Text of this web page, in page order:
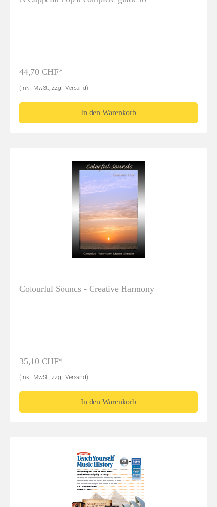
44,70 CHF*
(inkl. MwSt., zzgl. Versand)
In den Warenkorb
Colourful Sounds - Creative Harmony
35,10 CHF*
(inkl. MwSt., zzgl. Versand)
In den Warenkorb